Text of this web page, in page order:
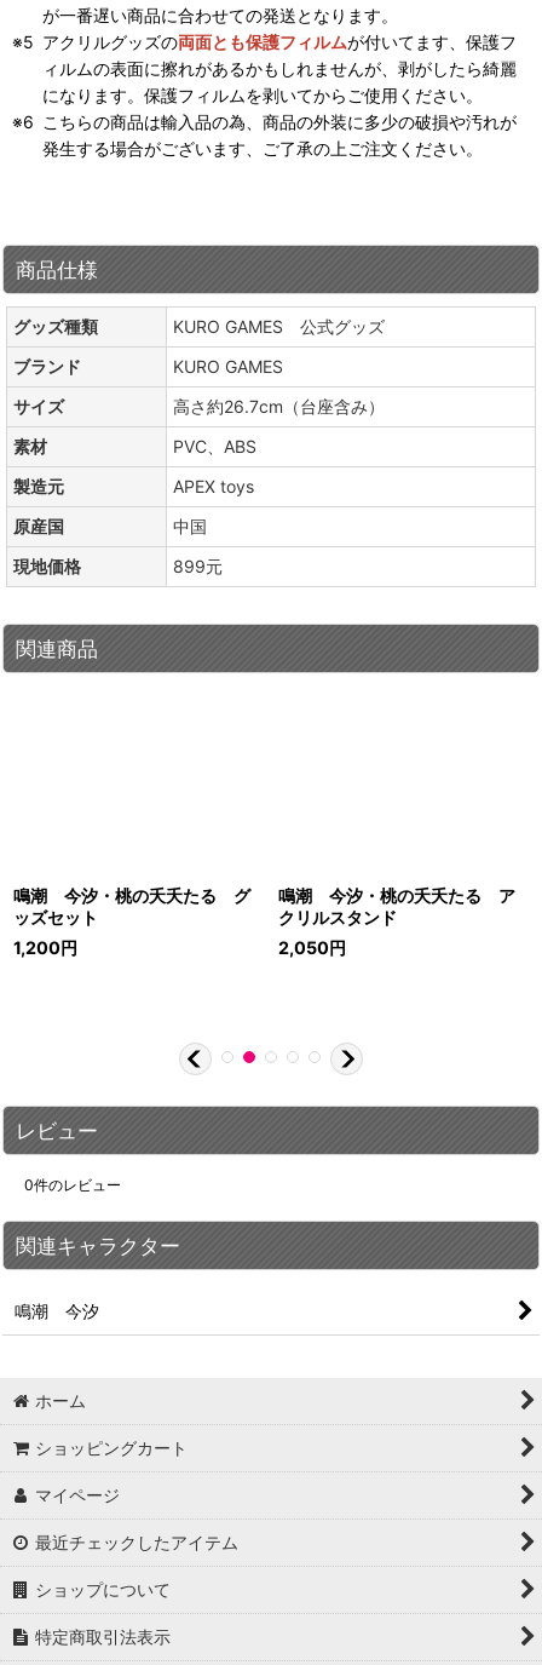
が一番遅い商品に合わせての発送となります。
アクリルグッズの両面とも保護フィルムが付いてます、保護フ
ィルムの表面に擦れがあるかもしれませんが、剥がしたら綺麗
になります。保護フィルムを剥いてからご使用ください。
こちらの商品は輸入品の為、商品の外装に多少の破損や汚れが
発生する場合がございます、ご了承の上ご注文ください。
商品仕様
グッズ種類
KURO GAMES 公式グッズ
ブランド
KURO GAMES
サイズ
高さ約26.7cm（台座含み）
素材
PVC、ABS
製造元
APEX toys
原産国
中国
現地価格
899元
関連商品
鳴潮 今汐・桃の夭夭たる グ
ッズセット
1,200円
鳴潮 今汐・桃の夭夭たる ア
クリルスタンド
2,050円
レビュー
0件のレビュー
関連キャラクター
鳴潮 今汐
ホーム
ショッピングカート
マイページ
最近チェックしたアイテム
ショップについて
特定商取引法表示